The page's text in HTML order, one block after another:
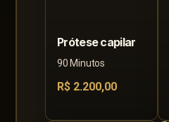
Prótese capilar
90 Minutos
R$ 2.200,00